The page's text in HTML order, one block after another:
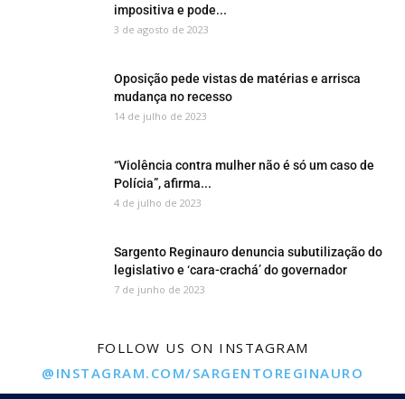
impositiva e pode...
3 de agosto de 2023
Oposição pede vistas de matérias e arrisca
mudança no recesso
14 de julho de 2023
“Violência contra mulher não é só um caso de
Polícia”, afirma...
4 de julho de 2023
Sargento Reginauro denuncia subutilização do
legislativo e ‘cara-crachá’ do governador
7 de junho de 2023
FOLLOW US ON INSTAGRAM
@INSTAGRAM.COM/SARGENTOREGINAURO